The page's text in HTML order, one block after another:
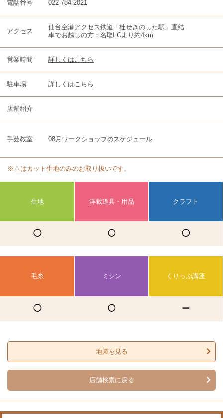
電話番号 022-784-2021
アクセス
仙台空港アクセス鉄道「杜せきのした駅」直結
車でお越しの方：名取I.Cより約4km
営業時間 詳しくはこちら
駐車場 詳しくはこちら
店舗紹介
手芸教室 08月ワークショップのスケジュール
※△はカット生地のみのお取り扱いです。
生地 洋裁道具・用品 クラフト
◯ ◯ ◯
毛糸 ミシン くりっぷ講座
◯ ◯ ー
地図を見る
店舗検索に戻る